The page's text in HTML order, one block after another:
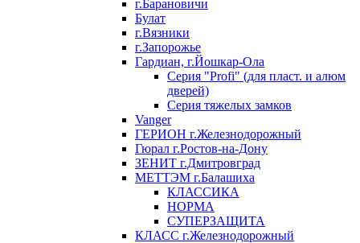
г.Барановичи
Булат
г.Вязники
г.Запорожье
Гардиан, г.Йошкар-Ола
Серия "Profi" (для пласт. и алюм
дверей)
Серия тяжелых замков
Vanger
ГЕРИОН г.Железнодорожный
Гюрал г.Ростов-на-Дону
ЗЕНИТ г.Дмитровград
МЕТТЭМ г.Балашиха
КЛАССИКА
НОРМА
СУПЕРЗАЩИТА
КЛАСС г.Железнодорожный